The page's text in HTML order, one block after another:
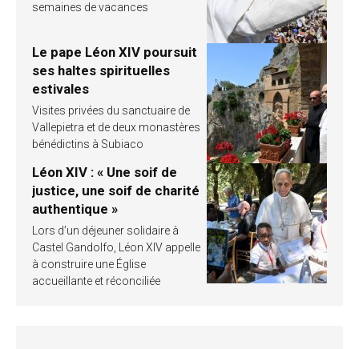
semaines de vacances
Le pape Léon XIV poursuit
ses haltes spirituelles
estivales
Visites privées du sanctuaire de
Vallepietra et de deux monastères
bénédictins à Subiaco
Léon XIV : « Une soif de
justice, une soif de charité
authentique »
Lors d’un déjeuner solidaire à
Castel Gandolfo, Léon XIV appelle
à construire une Église
accueillante et réconciliée